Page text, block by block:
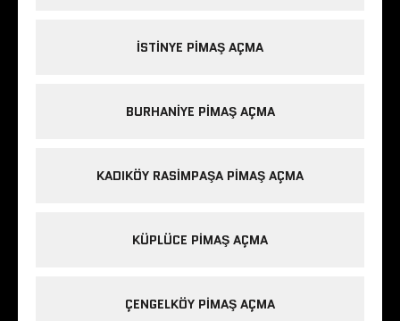
ISTINYE PIMAŞ AÇMA
BURHANIYE PIMAŞ AÇMA
KADIKÖY RASIMPAŞA PIMAŞ AÇMA
KÜPLÜCE PIMAŞ AÇMA
ÇENGELKÖY PIMAŞ AÇMA